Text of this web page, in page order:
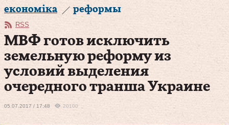
економіка реформы
RSS
МВФ готов исключить
земельную реформу из
условий выделения
очередного транша Украине
05.07.2017 / 17:48 20100